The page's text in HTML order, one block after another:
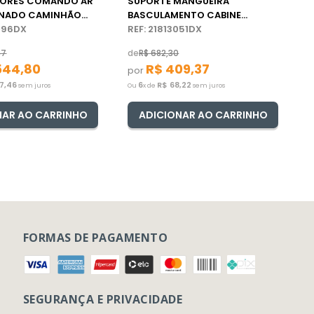
CAMINHÃO
,80
,46sem juros
AO CARRINHO
BASCULAMENTO CABINE
CAMINHÃO VOLVO FM
REF: 21813051DX
deR$682,30
por R$ 409,37
Ou 6x de R$ 68,22 sem juros
ADICIONAR AO CARRINHO
FORMAS DE PAGAMENTO
SEGURANÇA E PRIVACIDADE